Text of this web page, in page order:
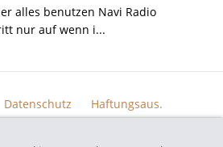
alles benutzen Navi Radio
nur auf wenn i...
Datenschutz
Haftungsaus.